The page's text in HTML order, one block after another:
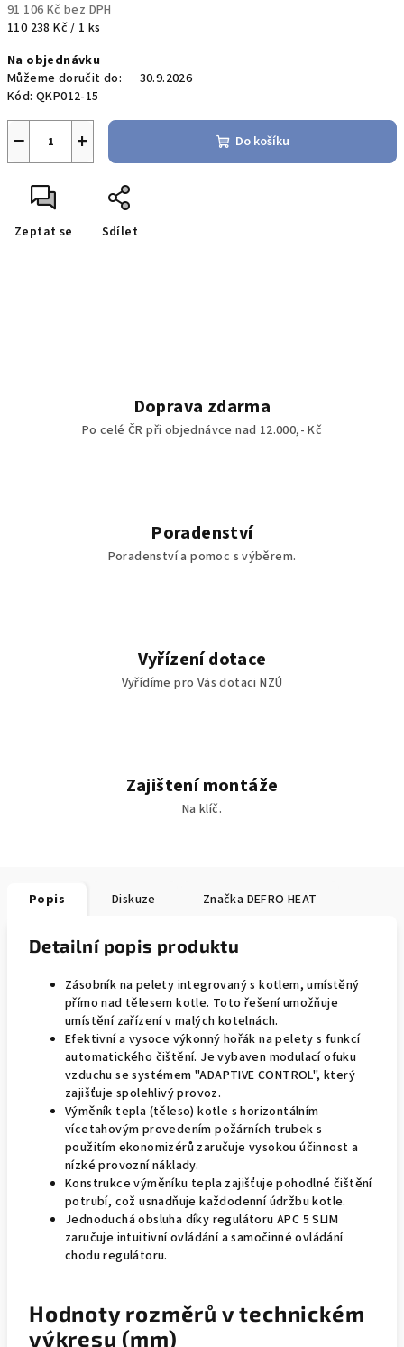
91 106 Kč bez DPH
Měrná
110 238 Kč / 1 ks
Na objednávku
Můžeme doručit do:
30.9.2026
Kód: QKP012-15
+
− Do košíku
Zeptat se Sdílet
Doprava zdarma
Po celé ČR při objednávce nad 12.000,- Kč
Poradenství
Poradenství a pomoc s výběrem.
Vyřízení dotace
Vyřídíme pro Vás dotaci NZÚ
Zajištení montáže
Na klíč.
Popis Diskuze Značka DEFRO HEAT
Detailní popis produktu
Zásobník na pelety integrovaný s kotlem, umístěný
přímo nad tělesem kotle. Toto řešení umožňuje
umístění zařízení v malých kotelnách.
Efektivní a vysoce výkonný hořák na pelety s funkcí
automatického čištění. Je vybaven modulací ofuku
vzduchu se systémem "ADAPTIVE CONTROL", který
zajišťuje spolehlivý provoz.
Výměník tepla (těleso) kotle s horizontálním
vícetahovým provedením požárních trubek s
použitím ekonomizérů zaručuje vysokou účinnost a
nízké provozní náklady.
Konstrukce výměníku tepla zajišťuje pohodlné čištění
potrubí, což usnadňuje každodenní údržbu kotle.
Jednoduchá obsluha díky regulátoru APC 5 SLIM
zaručuje intuitivní ovládání a samočinné ovládání
chodu regulátoru.
Hodnoty rozměrů v technickém
výkresu (mm)